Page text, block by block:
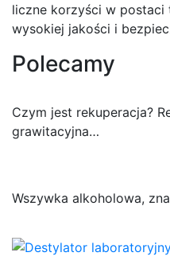
liczne korzyści w postaci
wysokiej jakości i
Polecamy
Czym jest rekuperacja?
grawitacyjna…
Wszywka alkoholowa,